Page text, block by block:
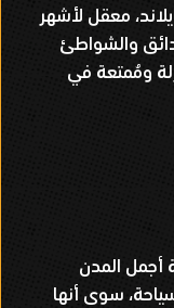
معقل لأشهر
والشواطئ
ومُمتعة في
أجمل المدن
سوى أنها